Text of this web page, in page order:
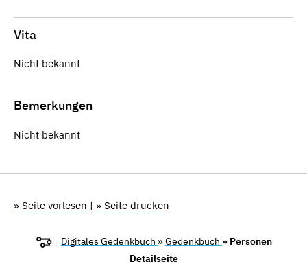
Vita
Nicht bekannt
Bemerkungen
Nicht bekannt
» Seite vorlesen | » Seite drucken
Digitales Gedenkbuch »Gedenkbuch » Personen
Detailseite